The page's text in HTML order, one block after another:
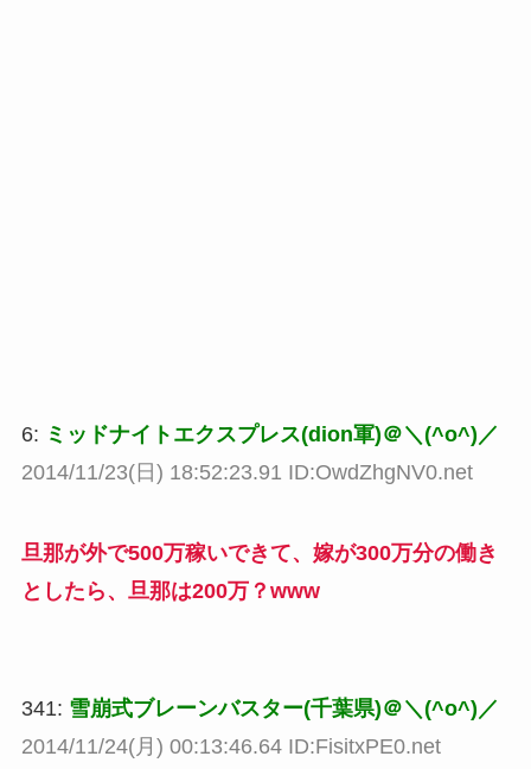
6: ミッドナイトエクスプレス(dion軍)＠＼(^o^)／
2014/11/23(日) 18:52:23.91 ID:OwdZhgNV0.net
旦那が外で500万稼いできて、嫁が300万分の働き
としたら、旦那は200万？www
341: 雪崩式ブレーンバスター(千葉県)＠＼(^o^)／
2014/11/24(月) 00:13:46.64 ID:FisitxPE0.net